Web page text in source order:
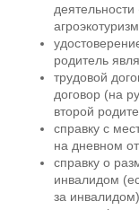
родитель
трудовой
договор (на
второй
справку с
на дневном
справку о
инвалидом
за